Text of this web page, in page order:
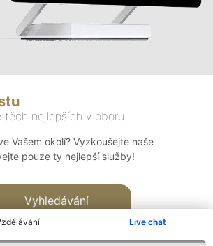
Live chat
těch nejlepších v oboru
Vašem okolí? Vyzkoušejte naše
pouze ty nejlepší služby!
Vyhledávání